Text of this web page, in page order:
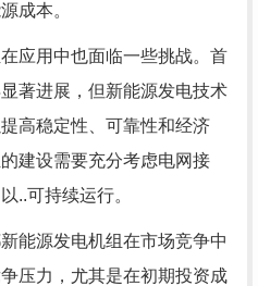
成本。
应用中也面临一些挑战。首
著进展，但新能源发电技术
高稳定性、可靠性和经济
建设需要充分考虑电网接
..可持续运行。
能源发电机组在市场竞争中
压力，尤其是在初期投资成